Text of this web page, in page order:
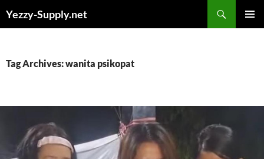
Yezzy-Supply.net
Tag Archives: wanita psikopat